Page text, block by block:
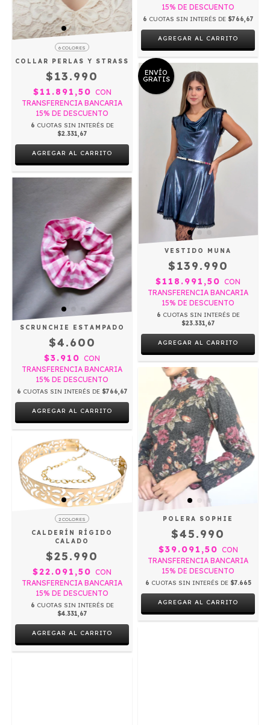
6 COLORES
COLLAR PERLAS Y STRASS
$13.990
$11.891,50 CON
TRANSFERENCIA BANCARIA
15% DE DESCUENTO
6 CUOTAS SIN INTERÉS DE
$2.331,67
AGREGAR AL CARRITO
15% DE DESCUENTO
6 CUOTAS SIN INTERÉS DE $766,67
AGREGAR AL CARRITO
SCRUNCHIE ESTAMPADO
$4.600
$3.910 CON
TRANSFERENCIA BANCARIA
15% DE DESCUENTO
6 CUOTAS SIN INTERÉS DE $766,67
AGREGAR AL CARRITO
ENVÍO
GRATIS
VESTIDO MUNA
$139.990
$118.991,50 CON
TRANSFERENCIA BANCARIA
15% DE DESCUENTO
6 CUOTAS SIN INTERÉS DE
$23.331,67
AGREGAR AL CARRITO
2 COLORES
CALDERÍN RÍGIDO
CALADO
$25.990
$22.091,50 CON
TRANSFERENCIA BANCARIA
15% DE DESCUENTO
6 CUOTAS SIN INTERÉS DE
$4.331,67
AGREGAR AL CARRITO
POLERA SOPHIE
$45.990
$39.091,50 CON
TRANSFERENCIA BANCARIA
15% DE DESCUENTO
6 CUOTAS SIN INTERÉS DE $7.665
AGREGAR AL CARRITO